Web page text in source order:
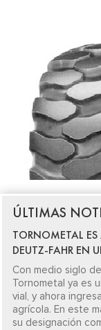
ÚLTIMAS
TORNOMETAL ES
DEUTZ-FAHR EN
Con medio siglo
Tornometal ya es
vial, y ahora
agrícola. En este
su designación